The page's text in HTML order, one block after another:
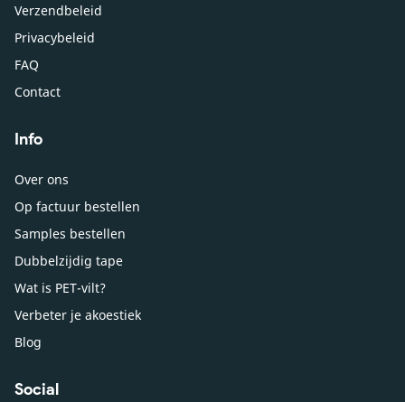
Verzendbeleid
Privacybeleid
FAQ
Contact
Info
Over ons
Op factuur bestellen
Samples bestellen
Dubbelzijdig tape
Wat is PET-vilt?
Verbeter je akoestiek
Blog
Social